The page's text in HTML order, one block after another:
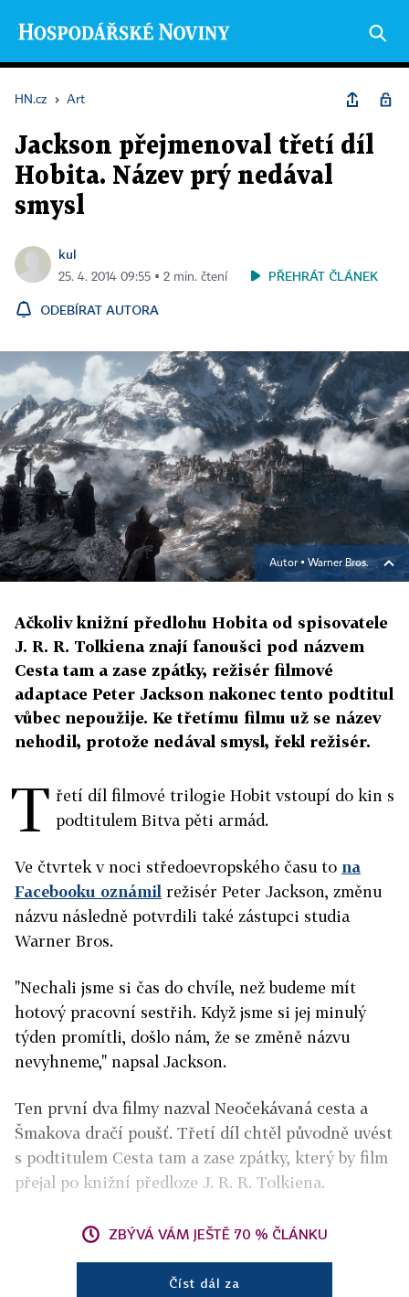
HN.cz › Art
Jackson přejmenoval třetí díl
Hobita. Název prý nedával
smysl
kul
25. 4. 2014 09:55 ▪ 2 min. čtení PŘEHRÁT ČLÁNEK
ODEBÍRAT AUTORA
Autor ▪ Warner Bros.
Ačkoliv knižní předlohu Hobita od spisovatele
J. R. R. Tolkiena znají fanoušci pod názvem
Cesta tam a zase zpátky, režisér filmové
adaptace Peter Jackson nakonec tento podtitul
vůbec nepoužije. Ke třetímu filmu už se název
nehodil, protože nedával smysl, řekl režisér.
T řetí díl filmové trilogie Hobit vstoupí do kin s
podtitulem Bitva pěti armád.
Ve čtvrtek v noci středoevropského času to na
Facebooku oznámil režisér Peter Jackson, změnu
názvu následně potvrdili také zástupci studia
Warner Bros.
"Nechali jsme si čas do chvíle, než budeme mít
hotový pracovní sestřih. Když jsme si jej minulý
týden promítli, došlo nám, že se změně názvu
nevyhneme," napsal Jackson.
Ten první dva filmy nazval Neočekávaná cesta a
Šmakova dračí poušť. Třetí díl chtěl původně uvést
s podtitulem Cesta tam a zase zpátky, který by film
přejal po knižní předloze J. R. R. Tolkiena.
ZBÝVÁ VÁM JEŠTĚ 70 % ČLÁNKU
Číst dál za